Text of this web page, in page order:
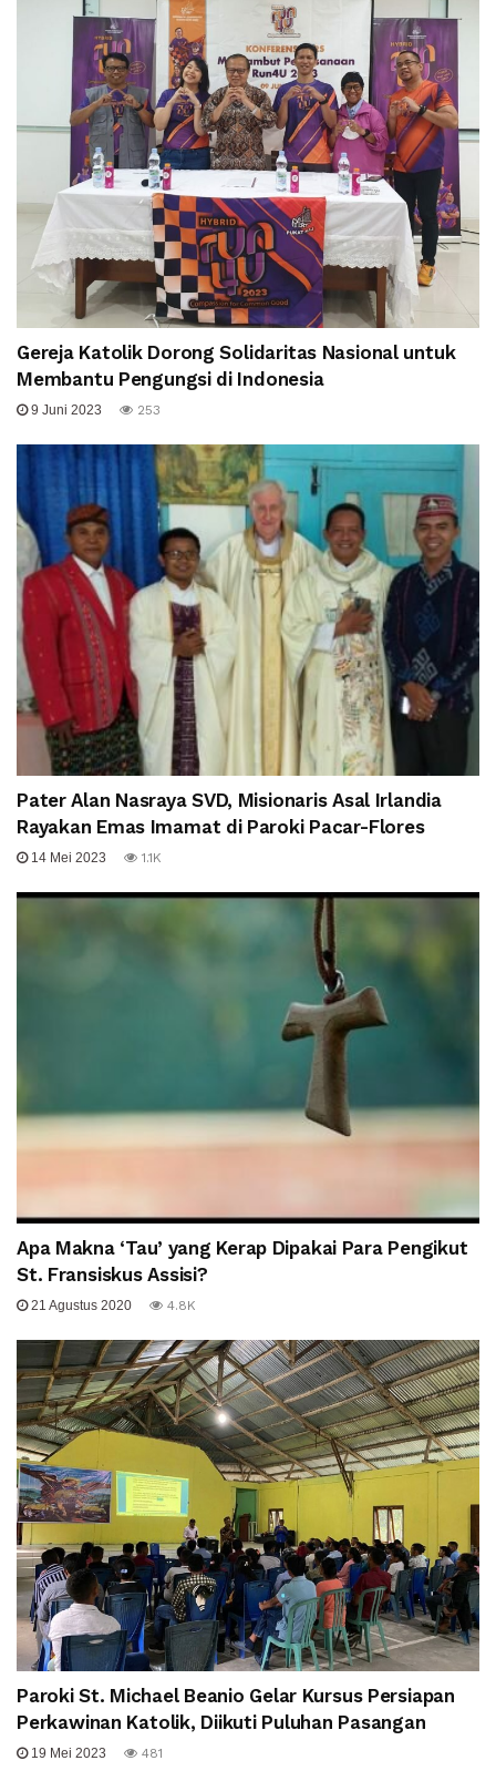
Gereja Katolik Dorong Solidaritas Nasional untuk
Membantu Pengungsi di Indonesia
9 Juni 2023 253
Pater Alan Nasraya SVD, Misionaris Asal Irlandia
Rayakan Emas Imamat di Paroki Pacar-Flores
14 Mei 2023 1.1K
Apa Makna ‘Tau’ yang Kerap Dipakai Para Pengikut
St. Fransiskus Assisi?
21 Agustus 2020 4.8K
Paroki St. Michael Beanio Gelar Kursus Persiapan
Perkawinan Katolik, Diikuti Puluhan Pasangan
19 Mei 2023 481